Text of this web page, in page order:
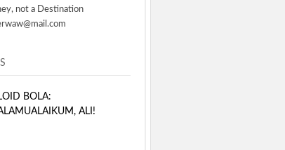
not a Destination
BOLA:
ALI!